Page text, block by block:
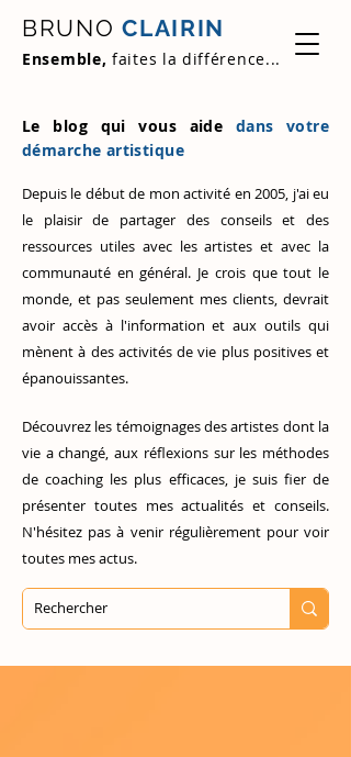
BRUNO CLAIRIN
Ensemble, faites la différence...
Le blog qui vous aide dans votre
démarche artistique
Depuis le début de mon activité en 2005, j'ai eu
le plaisir de partager des conseils et des
ressources utiles avec les artistes et avec la
communauté en général. Je crois que tout le
monde, et pas seulement mes clients, devrait
avoir accès à l'information et aux outils qui
mènent à des activités de vie plus positives et
épanouissantes.
Découvrez les témoignages des artistes dont la
vie a changé, aux réflexions sur les méthodes
de coaching les plus efficaces, je suis fier de
présenter toutes mes actualités et conseils.
N'hésitez pas à venir régulièrement pour voir
toutes mes actus.